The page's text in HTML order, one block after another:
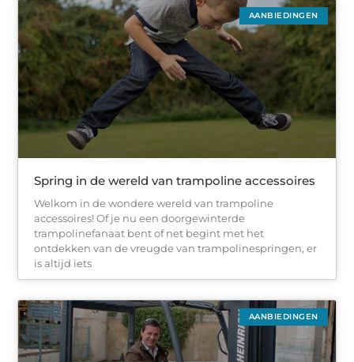
AANBIEDINGEN
Spring in de wereld van trampoline accessoires
Welkom in de wondere wereld van trampoline
accessoires! Of je nu een doorgewinterde
trampolinefanaat bent of net begint met het
ontdekken van de vreugde van trampolinespringen, er
is altijd iets
AANBIEDINGEN